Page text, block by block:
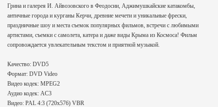
Грина и галерея И. Айвозовского в Феодосии, Аджимушкайские катакомбы,
античные города и курганы Керчи, древние мечети и уникальные фрески,
праздничные шоу и места съемок популярных фильмов, встречи с любимыми
артистами, съемки с самолета, катера и даже виды Крыма из Космоса! Фильм
сопровождается увлекательным текстом и приятной музыкой.
Качество: DVD5
Формат: DVD Video
Видео кодек: MPEG2
Аудио кодек: AC3
Видео: PAL 4:3 (720x576) VBR